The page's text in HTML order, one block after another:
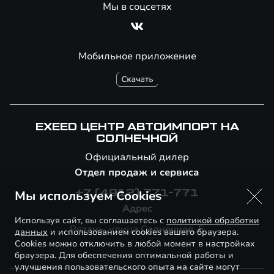
Мобильное приложение
Мы в соцсетях
EXEED ЦЕНТР АВТОИМПОРТ НА
СОЛНЕЧНОЙ
Официальный дилер
Отдел продаж и сервиса
+7 (4912) 771-771
Адрес
Рязань, улица Солнечная, 5
Мы используем Cookies
Используя сайт, вы соглашаетесь с политикой обработки
данных и использованием cookies вашего браузера.
Cookies можно отключить в любой момент в настройках
браузера. Для обеспечения оптимальной работы и
улучшения пользовательского опыта на сайте могут